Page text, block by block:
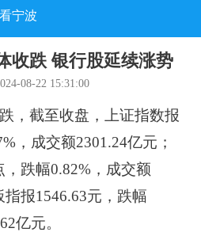
看宁波
收跌 银行股延续涨势
08-22 15:31:00
截至收盘，上证指数报
，成交额2301.24亿元；
跌幅0.82%，成交额
报1546.63元，跌幅
亿元。